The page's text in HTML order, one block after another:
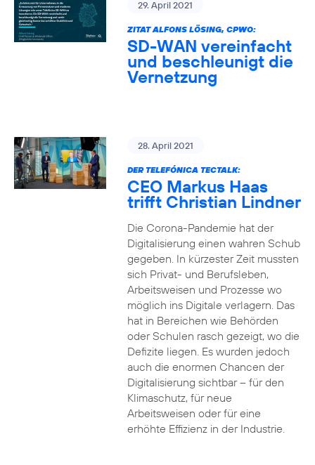
29. April 2021
ZITAT ALFONS LÖSING, CPWO:
SD-WAN vereinfacht
und beschleunigt die
Vernetzung
28. April 2021
DER TELEFÓNICA TECTALK:
CEO Markus Haas
trifft Christian Lindner
Die Corona-Pandemie hat der
Digitalisierung einen wahren Schub
gegeben. In kürzester Zeit mussten
sich Privat- und Berufsleben,
Arbeitsweisen und Prozesse wo
möglich ins Digitale verlagern. Das
hat in Bereichen wie Behörden
oder Schulen rasch gezeigt, wo die
Defizite liegen. Es wurden jedoch
auch die enormen Chancen der
Digitalisierung sichtbar – für den
Klimaschutz, für neue
Arbeitsweisen oder für eine
erhöhte Effizienz in der Industrie.